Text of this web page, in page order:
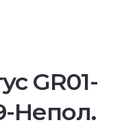
GR01-
Непол.